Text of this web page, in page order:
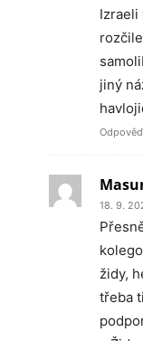
Izraeli
jiný
Odpověď
18. 9.
židy,
třeba